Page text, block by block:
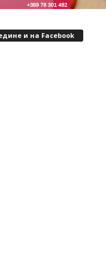
и на Facebook